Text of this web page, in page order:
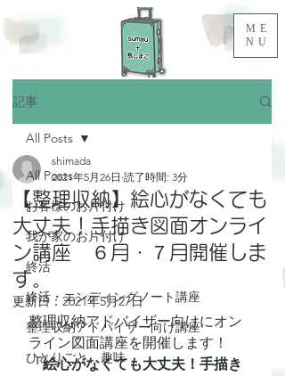
ME
NU
記事
All Posts
お客様のお片付け
我が家のお片付け
終活
終活・エンディングノート講座
整理収納アドバイザー向け講座
ひとりごと、趣味
All Posts
【整理収納】絵心がなくても
大丈夫！手描き図面オンライ
ン講座 ６月・７月開催しま
す。
shimada
2021年5月26日 読了時間: 3分
更新日： 2021年5月27日
整理収納アドバイザー向けにオン
ライン図面講座を開催します！
「絵心がなくても大丈夫！手描き